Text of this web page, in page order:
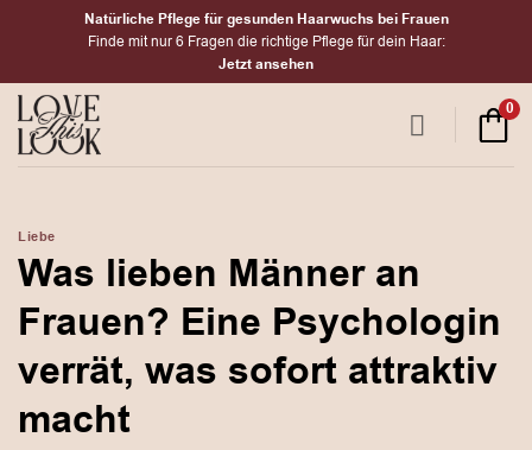
Natürliche Pflege für gesunden Haarwuchs bei Frauen
Finde mit nur 6 Fragen die richtige Pflege für dein Haar:
Jetzt ansehen
0
Liebe
Was lieben Männer an
Frauen? Eine Psychologin
verrät, was sofort attraktiv
macht